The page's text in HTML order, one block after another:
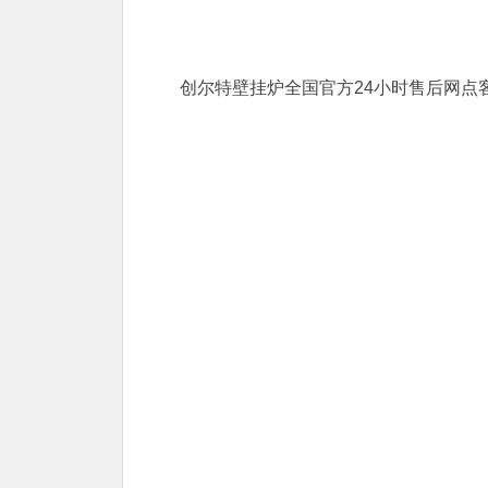
创尔特壁挂炉全国官方24小时售后网点